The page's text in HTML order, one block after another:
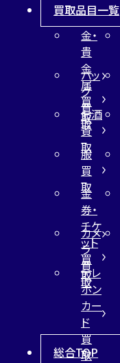
買取品目一覧
金・
貴
金
属
買
取
バッ
グ
買
取
お酒
買
取
服
買
取
金
券・
チケ
ット
買
取
カメ
ラ
買
取
テレ
ホン
カー
ド
買
取
総合TOP